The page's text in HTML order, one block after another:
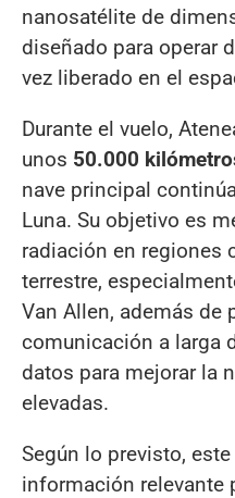
nanosatélite de
diseñado para operar
vez liberado en el
Durante el vuelo,
unos 50.000
nave principal
Luna. Su objetivo es
radiación en regiones
terrestre,
Van Allen, además de
comunicación a larga
datos para mejorar la
elevadas.
Según lo previsto,
información relevante